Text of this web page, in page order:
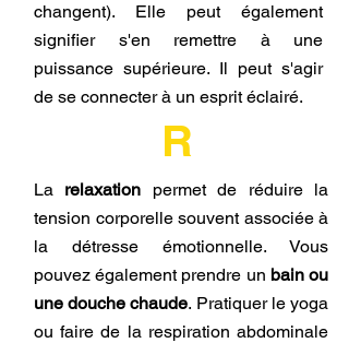
changent). Elle peut également
signifier s'en remettre à une
puissance supérieure. Il peut s'agir
de se connecter à un esprit éclairé.
R
La relaxation permet de réduire la
tension corporelle souvent associée à
la détresse émotionnelle. Vous
pouvez également prendre un bain ou
une douche chaude. Pratiquer le yoga
ou faire de la respiration abdominale